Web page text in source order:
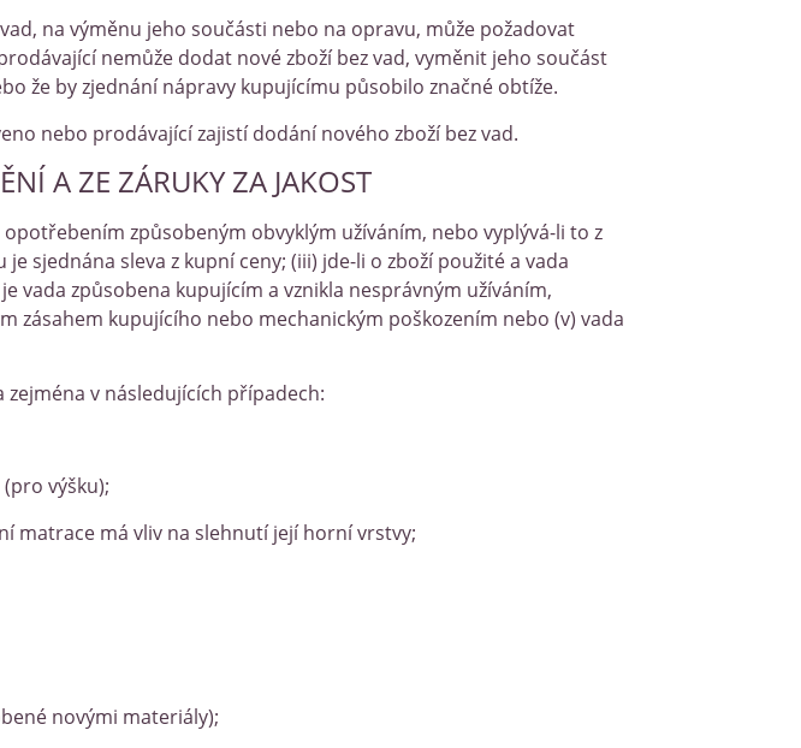
na výměnu jeho součásti nebo na opravu, může požadovat
nemůže dodat nové zboží bez vad, vyměnit jeho součást
že by zjednání nápravy kupujícímu působilo značné obtíže.
nebo prodávající zajistí dodání nového zboží bez vad.
A ZE ZÁRUKY ZA JAKOST
způsobeným obvyklým užíváním, nebo vyplývá-li to z
sjednána sleva z kupní ceny; (iii) jde-li o zboží použité a vada
vada způsobena kupujícím a vznikla nesprávným užíváním,
kupujícího nebo mechanickým poškozením nebo (v) vada
v následujících případech:
výšku);
matrace má vliv na slehnutí její horní vrstvy;
novými materiály);